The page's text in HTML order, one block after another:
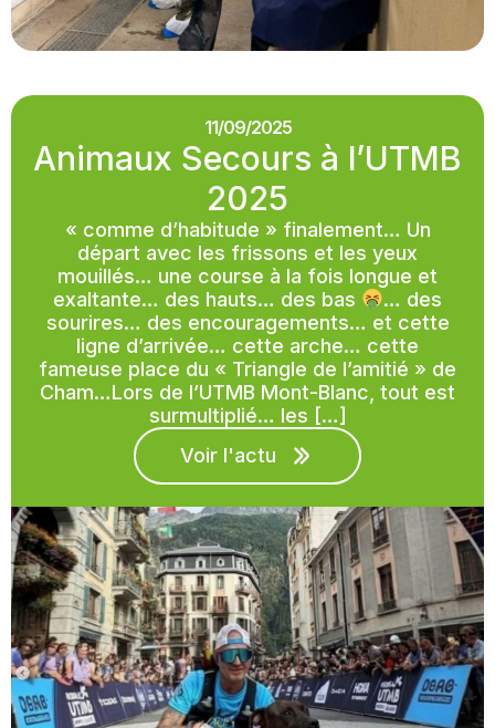
11/09/2025
Animaux Secours à l’UTMB
2025
« comme d’habitude » finalement… Un
départ avec les frissons et les yeux
mouillés… une course à la fois longue et
exaltante… des hauts… des bas
… des
sourires… des encouragements… et cette
ligne d’arrivée… cette arche… cette
fameuse place du « Triangle de l’amitié » de
Cham…Lors de l’UTMB Mont-Blanc, tout est
surmultiplié… les […]
Voir l'actu